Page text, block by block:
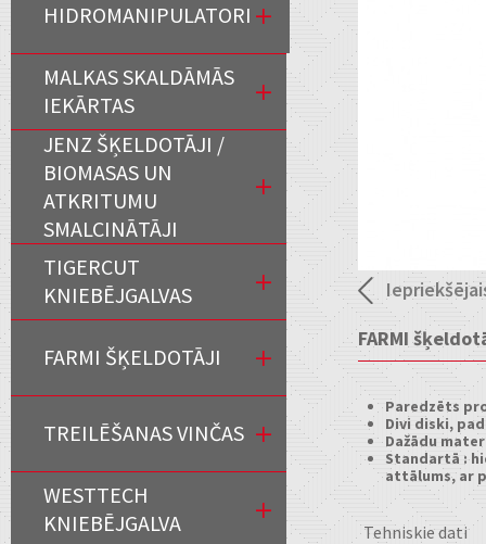
FARMI
Paredzēts
Divi diski,
Dažādu
Standartā :
attālums, ar
Tehniskie dati
HIDROMANIPULATORI
MALKAS SKALDĀMĀS
IEKĀRTAS
JENZ ŠĶELDOTĀJI /
BIOMASAS UN
ATKRITUMU
SMALCINĀTĀJI
TIGERCUT
KNIEBĒJGALVAS
FARMI ŠĶELDOTĀJI
TREILĒŠANAS VINČAS
WESTTECH
KNIEBĒJGALVA